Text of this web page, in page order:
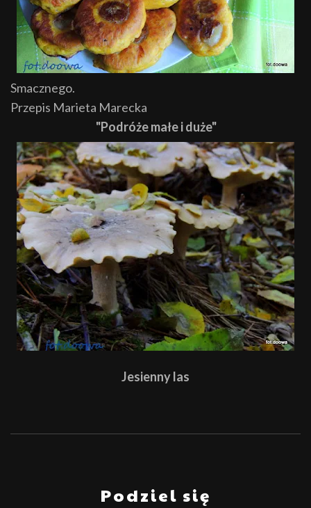
Smacznego.
Przepis Marieta Marecka
"Podróże małe i duże"
Jesienny las
Podziel się